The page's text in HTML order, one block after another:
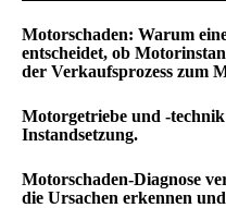
Motorschaden: Warum
entscheidet, ob
der Verkaufsprozess zum
Motorgetriebe und -
Instandsetzung.
Motorschaden-Diagnose
die Ursachen erkennen